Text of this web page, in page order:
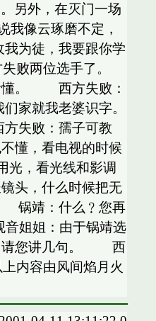
另外，在灭门一场
像云琢磨不定，
为徒，我要跟你学
两位选手了。
懂。 西方失败：
家就我老婆识字。
失败：孺子可教
懂，看电视的时候
光，看光线和影调
头，什么时候把无
锅靖：什么﹖您再
姐姐：由于锅靖选
，请您讲几句。 西
内容由风间焰月火